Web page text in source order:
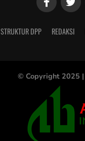
STRUKTUR DPP REDAKSI
© Copyright 2025 |